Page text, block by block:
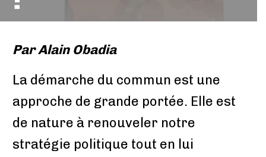
ParAlain Obadia
La démarche du commun est une
approche de grande portée. Elle est
de nature à renouveler notre
stratégie politique tout en lui